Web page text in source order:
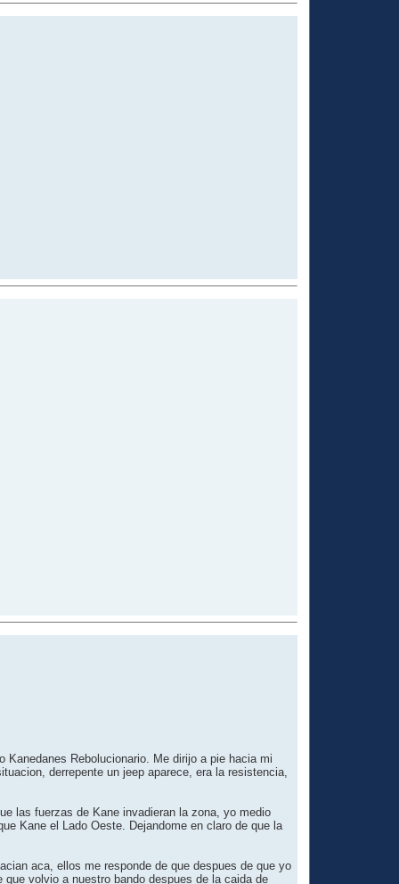
Rebolucionario. Me dirijo a pie hacia mi
derrepente un jeep aparece, era la resistencia,
las fuerzas de Kane invadieran la zona, yo medio
Kane el Lado Oeste. Dejandome en claro de que la
aca, ellos me responde de que despues de que yo
volvio a nuestro bando despues de la caida de